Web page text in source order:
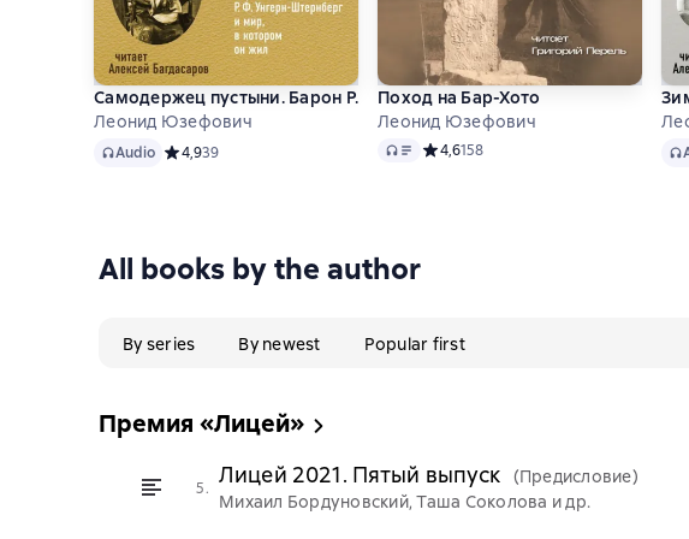
Самодержец пустыни. Барон Р.Ф.Унгерн-Штернберг и мир, в
Леонид Юзефович
AudioAudio Средний рейтинг 4,9 на основе 39 оценок
4,939
Поход на Бар-Хото
Леонид Юзефович
Audio Средний рейтинг 4,6 на основе 158
4,6158
All books by the author
By series By newest Popular first
Премия «Лицей»
5. Лицей 2021. Пятый выпуск
(Предисловие)
Михаил Бордуновский, Таша Соколова и др.